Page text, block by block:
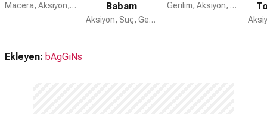
Macera, Aksiyon, Suç
Babam
Aksiyon, Suç, Gerilim
Gerilim, Aksiyon, Suç
Ekleyen: bAgGiNs